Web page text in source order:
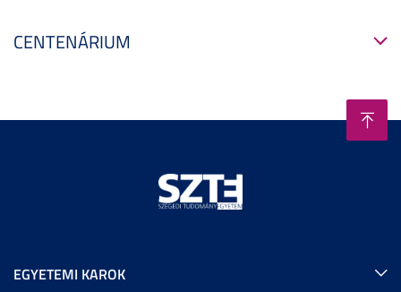
CENTENÁRIUM
EGYETEMI KAROK